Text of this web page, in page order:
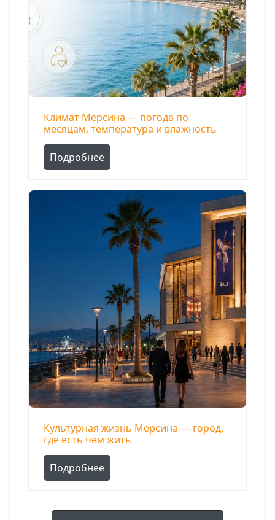
Климат Мерсина — погода по
месяцам, температура и влажность
Подробнее
Культурная жизнь Мерсина — город,
где есть чем жить
Подробнее